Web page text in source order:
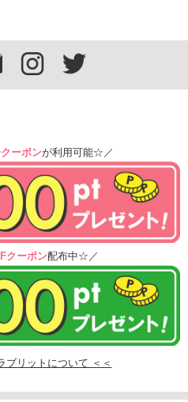
クーポンが利用可能☆／
クーポン配布中☆／
ブリットについて ＜＜